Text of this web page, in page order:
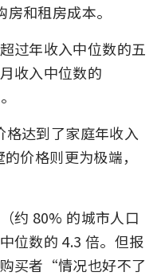
和租房成本。
过年收入中位数的五
收入中位数的
达到了家庭年收入
价格则更为极端，
约 80% 的城市人口
位数的 4.3 倍。但报
买者“情况也好不了